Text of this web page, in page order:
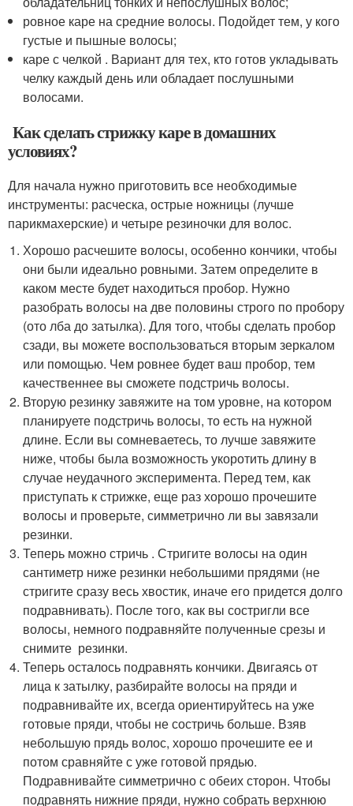
ровное каре на средние волосы. Подойдет тем, у кого
густые и пышные волосы;
каре с челкой . Вариант для тех, кто готов укладывать
челку каждый день или обладает послушными
волосами.
Как сделать стрижку каре в домашних
условиях?
Для начала нужно приготовить все необходимые
инструменты: расческа, острые ножницы (лучше
парикмахерские) и четыре резиночки для волос.
Хорошо расчешите волосы, особенно кончики, чтобы
они были идеально ровными. Затем определите в
каком месте будет находиться пробор. Нужно
разобрать волосы на две половины строго по пробору
(ото лба до затылка). Для того, чтобы сделать пробор
сзади, вы можете воспользоваться вторым зеркалом
или помощью. Чем ровнее будет ваш пробор, тем
качественнее вы сможете подстричь волосы.
Вторую резинку завяжите на том уровне, на котором
планируете подстричь волосы, то есть на нужной
длине. Если вы сомневаетесь, то лучше завяжите
ниже, чтобы была возможность укоротить длину в
случае неудачного эксперимента. Перед тем, как
приступать к стрижке, еще раз хорошо прочешите
волосы и проверьте, симметрично ли вы завязали
резинки.
Теперь можно стричь . Стригите волосы на один
сантиметр ниже резинки небольшими прядями (не
стригите сразу весь хвостик, иначе его придется долго
подравнивать). После того, как вы состригли все
волосы, немного подравняйте полученные срезы и
снимите резинки.
Теперь осталось подравнять кончики. Двигаясь от
лица к затылку, разбирайте волосы на пряди и
подравнивайте их, всегда ориентируйтесь на уже
готовые пряди, чтобы не состричь больше. Взяв
небольшую прядь волос, хорошо прочешите ее и
потом сравняйте с уже готовой прядью.
Подравнивайте симметрично с обеих сторон. Чтобы
подравнять нижние пряди, нужно собрать верхнюю